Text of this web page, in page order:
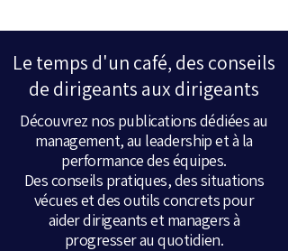
Le temps d'un café, des conseils
de dirigeants aux dirigeants
Découvrez nos publications dédiées au
management, au leadership et à la
performance des équipes.
Des conseils pratiques, des situations
vécues et des outils concrets pour
aider dirigeants et managers à
progresser au quotidien.